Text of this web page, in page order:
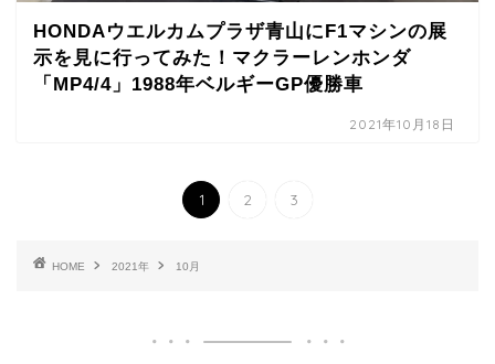
HONDAウエルカムプラザ青山にF1マシンの展
示を見に行ってみた！マクラーレンホンダ
「MP4/4」1988年ベルギーGP優勝車
2021年10月18日
1 2 3
HOME 2021年 10月